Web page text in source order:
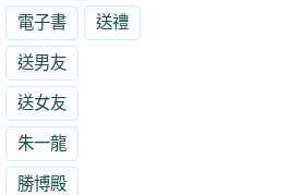
電子書 送禮
送男友
送女友
朱一龍
勝博殿